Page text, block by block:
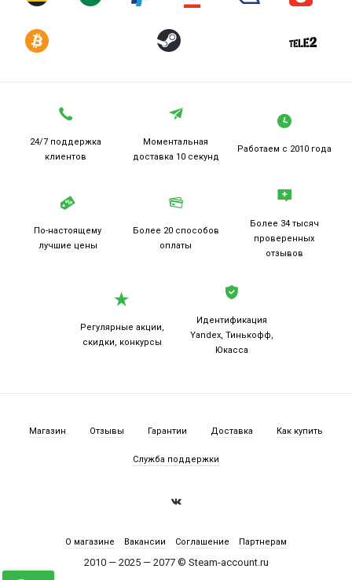
24/7 поддержка
клиентов
Моментальная
доставка 10 секунд
Работаем с 2010 года
По-настоящему
лучшие цены
Более 20 способов
оплаты
Более 34 тысяч
проверенных
отзывов
Регулярные акции,
скидки, конкурсы
Идентификация
Yandex, Тинькофф,
Юкасса
Магазин Отзывы Гарантии Доставка Как купить
Служба поддержки
2010 — 2025 — 2077 © Steam-account.ru
О магазине Вакансии Соглашение Партнерам